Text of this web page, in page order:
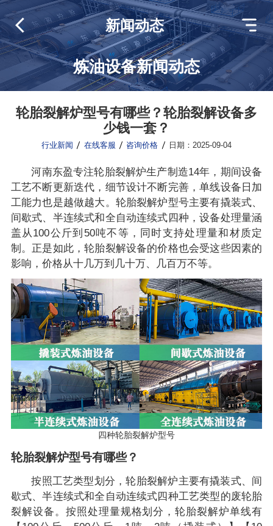
炼油设备新闻动态
新闻动态
轮胎裂解炉型号有哪些？轮胎裂解设备多
少钱一套？
行业新闻 在线客服 咨询价格 日期：2025-09-04
河南东盈专注轮胎裂解炉生产制造14年，期间设备
工艺不断更新迭代，细节设计不断完善，单线设备日加
工能力也是越做越大。轮胎裂解炉型号主要有撬装式、
间歇式、半连续式和全自动连续式四种，设备处理量涵
盖从100公斤到50吨不等，同时支持处理量和材质定
制。正是如此，轮胎裂解设备的价格也会受这些因素的
影响，价格从十几万到几十万、几百万不等。
四种轮胎裂解炉型号
轮胎裂解炉型号有哪些？
按照工艺类型划分，轮胎裂解炉主要有撬装式、间
歇式、半连续式和全自动连续式四种工艺类型的废轮胎
裂解设备。按照处理量规格划分，轮胎裂解炉单线有